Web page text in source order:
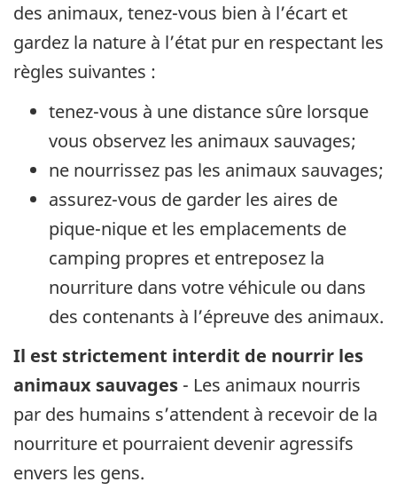
des animaux, tenez-vous bien à l’écart et
gardez la nature à l’état pur en respectant les
règles suivantes :
tenez-vous à une distance sûre lorsque
vous observez les animaux sauvages;
ne nourrissez pas les animaux sauvages;
assurez-vous de garder les aires de
pique-nique et les emplacements de
camping propres et entreposez la
nourriture dans votre véhicule ou dans
des contenants à l’épreuve des animaux.
Il est strictement interdit de nourrir les
animaux sauvages - Les animaux nourris
par des humains s’attendent à recevoir de la
nourriture et pourraient devenir agressifs
envers les gens.